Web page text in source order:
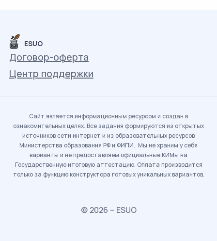
ESUO
Договор-оферта
Центр поддержки
Сайт является информационным ресурсом и создан в
ознакомительных целях. Все задания формируются из открытых
источников сети интернет и из образовательных ресурсов
Министерства образования РФ и ФИПИ. Мы не храним у себя
варианты и не предоставляем официальные КИМы на
Государственную итоговую аттестацию. Оплата производится
только за функцию конструктора готовых уникальных вариантов.
© 2026 – ESUO